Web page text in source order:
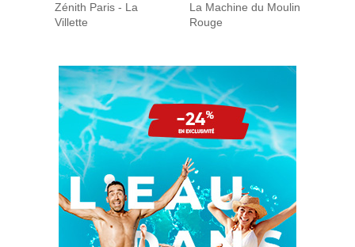
Zénith Paris - La
Villette
La Machine du Moulin
Rouge